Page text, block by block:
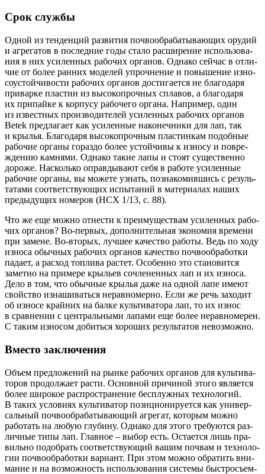
Срок службы
Одной из тен­ден­ций раз­ви­тия поч­во­об­ра­ба­ты­ва­ю­щих ору­дий
и агре­га­тов в послед­ние годы ста­ло рас­ши­ре­ние исполь­зо­ва­
ния в них уси­лен­ных рабо­чих орга­нов. Одна­ко сей­час в отли­
чие от более ран­них моде­лей упроч­не­ние и повы­ше­ние изно­
со­устой­чи­во­сти рабо­чих орга­нов дости­га­ет­ся не бла­го­да­ря
при­вар­ке пла­стин из высо­ко­проч­ных спла­вов, а бла­го­да­ря
их при­пай­ке к кор­пу­су рабо­че­го орга­на. Напри­мер, один
из извест­ных про­из­во­ди­те­лей уси­лен­ных рабо­чих орга­нов
Betek пред­ла­га­ет как уси­лен­ные нако­неч­ни­ки для лап, так
и кры­лья. Бла­го­да­ря высо­ко­проч­ным пла­стин­кам подоб­ные
рабо­чие орга­ны гораз­до более устой­чи­вы к изно­су и повре­
жде­нию кам­ня­ми. Одна­ко такие лапы и сто­ят суще­ствен­но
доро­же. Насколь­ко оправ­ды­ва­ют себя в рабо­те уси­лен­ные
рабо­чие орга­ны, вы може­те узнать, позна­ко­мив­шись с резуль­
та­та­ми соот­вет­ству­ю­щих испы­та­ний в мате­ри­а­лах наших
преды­ду­щих номе­ров (НСХ 1/13, с. 88).
Что же еще мож­но отне­сти к пре­иму­ще­ствам уси­лен­ных рабо­
чих орга­нов? Во-пер­вых, допол­ни­тель­ная эко­но­мия вре­ме­ни
при замене. Во-вто­рых, луч­шее каче­ство рабо­ты. Ведь по ходу
изно­са обыч­ных рабо­чих орга­нов каче­ство поч­во­об­ра­бот­ки
пада­ет, а рас­ход топ­ли­ва рас­тет. Осо­бен­но это ста­но­вит­ся
замет­но на при­ме­ре кры­льев сочле­нен­ных лап и их изно­са.
Дело в том, что обыч­ные кры­лья даже на одной лапе име­ют
свой­ство изна­ши­вать­ся нерав­но­мер­но. Если же речь захо­дит
об изно­се край­них на бал­ке куль­ти­ва­то­ра лап, то их износ
в срав­не­нии с цен­траль­ны­ми лапа­ми еще более нерав­но­ме­рен.
С таким изно­сом добить­ся хоро­ших резуль­та­тов невозможно.
Вместо заключения
Объ­ем пред­ло­же­ний на рын­ке рабо­чих орга­нов для куль­ти­ва­
то­ров про­дол­жа­ет рас­ти. Основ­ной при­чи­ной это­го явля­ет­ся
более широ­кое рас­про­стра­не­ние бес­плуж­ных тех­но­ло­гий.
В таких усло­ви­ях куль­ти­ва­тор пози­ци­о­ни­ру­ет­ся как уни­вер­
саль­ный поч­во­об­ра­ба­ты­ва­ю­щий агре­гат, кото­рым мож­но
рабо­тать на любую глу­би­ну. Одна­ко для это­го тре­бу­ют­ся раз­
лич­ные типы лап. Глав­ное – выбор есть. Оста­ет­ся лишь пра­
виль­но подо­брать соот­вет­ству­ю­щий вашим поч­вам и тех­но­ло­
гии поч­во­об­ра­бот­ки вари­ант. При этом мож­но обра­тить вни­
ма­ние и на воз­мож­ность исполь­зо­ва­ния систе­мы быст­ро­съем­